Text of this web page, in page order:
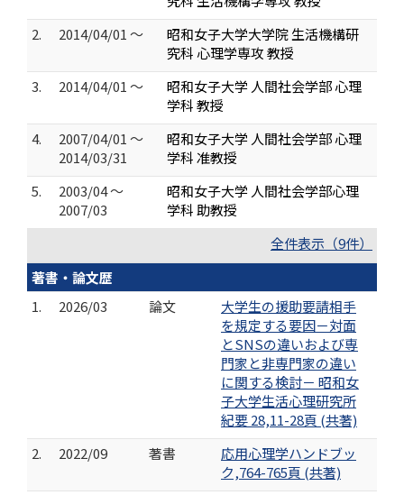
2.
2014/04/01 ～
昭和女子大学大学院 生活機構研
究科 心理学専攻 教授
3.
2014/04/01 ～
昭和女子大学 人間社会学部 心理
学科 教授
4.
2007/04/01 ～
2014/03/31
昭和女子大学 人間社会学部 心理
学科 准教授
5.
2003/04 ～
2007/03
昭和女子大学 人間社会学部心理
学科 助教授
全件表示（9件）
著書・論文歴
1.
2026/03 論文
大学生の援助要請相手
を規定する要因－対面
とSNSの違いおよび専
門家と非専門家の違い
に関する検討－ 昭和女
子大学生活心理研究所
紀要 28,11-28頁 (共著)
2.
2022/09 著書
応用心理学ハンドブッ
ク,764-765頁 (共著)